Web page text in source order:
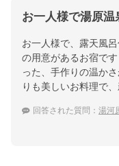
お一人様で湯原温
お一人様で、露天風
の用意があるお宿で
った、手作りの温か
りも美しいお料理で
回答された質問： 湯河